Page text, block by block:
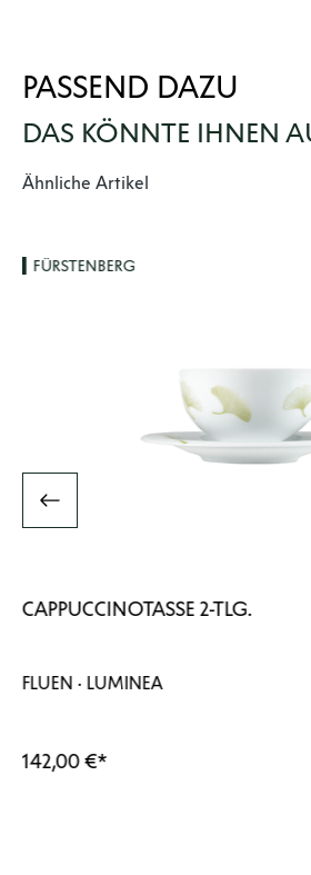
PASSEND DAZU
DAS KÖNNTE IHNEN
Produktgalerie überspringen
Ähnliche Artikel
FÜRSTENBERG
CAPPUCCINOTASSE 2-TLG.
FLUEN · LUMINEA
142,00 €*